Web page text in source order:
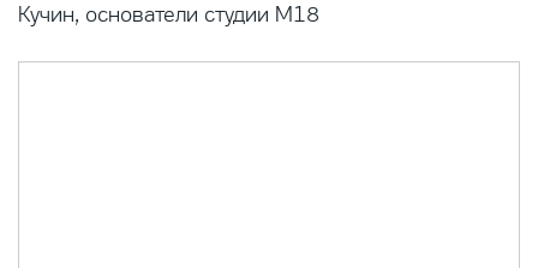
Кучин, основатели студии М18